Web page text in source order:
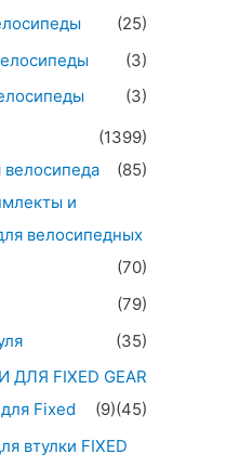
(25)
(3)
(3)
(1399)
велосипеда
(85)
и
велосипедных
(70)
(79)
(35)
FIXED GEAR
(45)
Fixed
(9)
втулки FIXED